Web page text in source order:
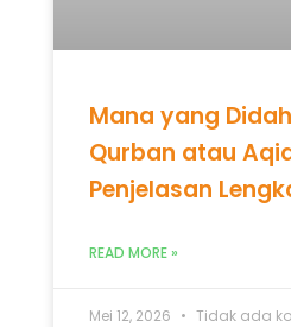
Mana yang
Qurban atau
Penjelasan
READ MORE »
Mei 12, 2026 Tidak ada